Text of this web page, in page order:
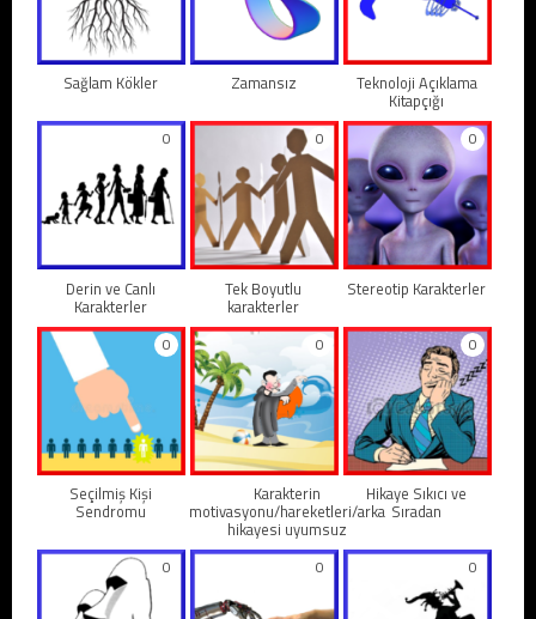
Sağlam Kökler Zamansız Teknoloji Açıklama
Kitapçığı
0
Derin ve Canlı
Karakterler
0
Tek Boyutlu
karakterler
0
Stereotip Karakterler
0
Seçilmiş Kişi
Sendromu
0
Karakterin
motivasyonu/hareketleri/arka
hikayesi uyumsuz
0
Hikaye Sıkıcı ve
Sıradan
0 0 0